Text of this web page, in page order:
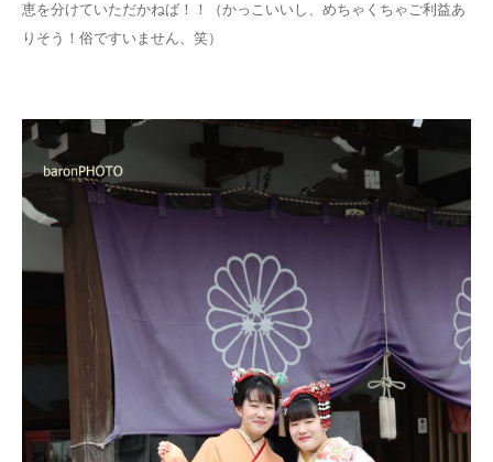
恵を分けていただかねば！！（かっこいいし、めちゃくちゃご利益あ
りそう！俗ですいません、笑）